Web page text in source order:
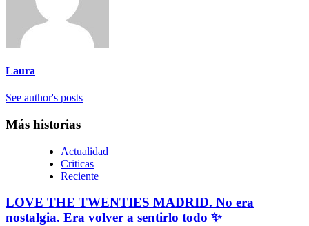
Laura
See author's posts
Más historias
Actualidad
Criticas
Reciente
LOVE THE TWENTIES MADRID. No era
nostalgia. Era volver a sentirlo todo ✨